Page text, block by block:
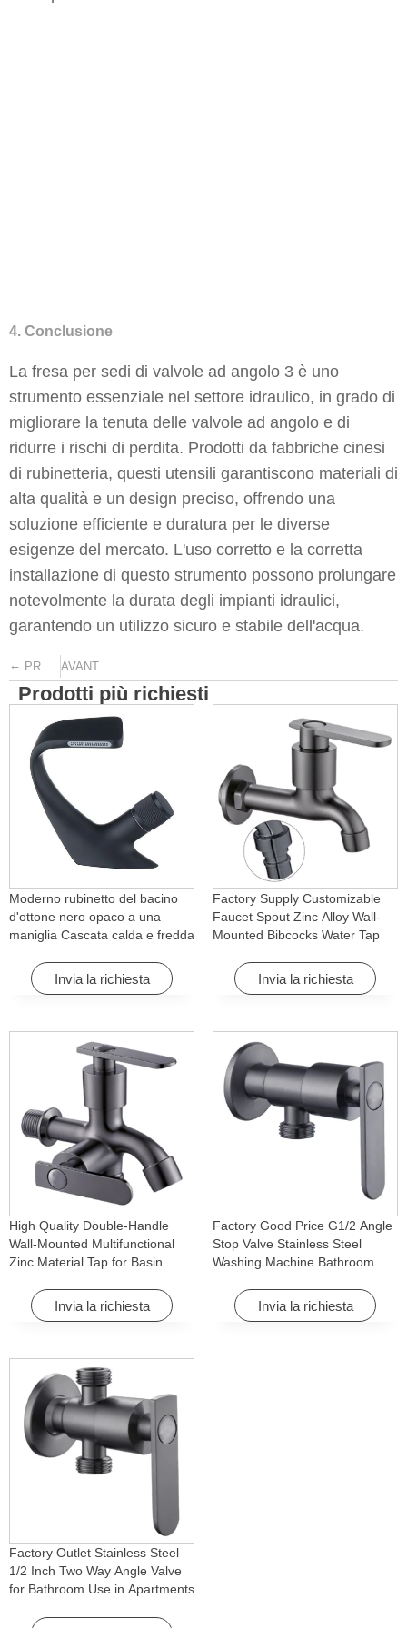
4. Conclusione
La fresa per sedi di valvole ad angolo 3 è uno
strumento essenziale nel settore idraulico, in grado di
migliorare la tenuta delle valvole ad angolo e di
ridurre i rischi di perdita. Prodotti da fabbriche cinesi
di rubinetteria, questi utensili garantiscono materiali di
alta qualità e un design preciso, offrendo una
soluzione efficiente e duratura per le diverse
esigenze del mercato. L'uso corretto e la corretta
installazione di questo strumento possono prolungare
notevolmente la durata degli impianti idraulici,
garantendo un utilizzo sicuro e stabile dell'acqua.
← PRECEDENTE AVANTI
Prodotti più richiesti
Moderno rubinetto del bacino
d'ottone nero opaco a una
maniglia Cascata calda e fredda
per Hotel& Apartment
Invia la richiesta
Factory Supply Customizable
Faucet Spout Zinc Alloy Wall-
Mounted Bibcocks Water Tap
Invia la richiesta
High Quality Double-Handle
Wall-Mounted Multifunctional
Zinc Material Tap for Basin
Homes
Invia la richiesta
Factory Good Price G1/2 Angle
Stop Valve Stainless Steel
Washing Machine Bathroom
Apartments & Hotels
Invia la richiesta
Factory Outlet Stainless Steel
1/2 Inch Two Way Angle Valve
for Bathroom Use in Apartments